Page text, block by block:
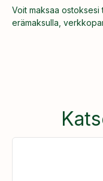
Voit maksaa ostoksesi
erämaksulla,